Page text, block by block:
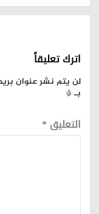
اترك تعليقاً
لن يتم نشر عنوان
بـ*
التعليق *